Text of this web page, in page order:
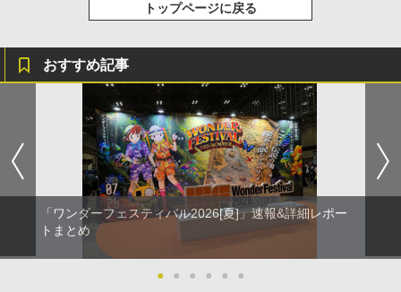
トップページに戻る
おすすめ記事
「ワンダーフェスティバル2026[夏]」速報&詳細レポー
トまとめ
● ● ● ● ● ●